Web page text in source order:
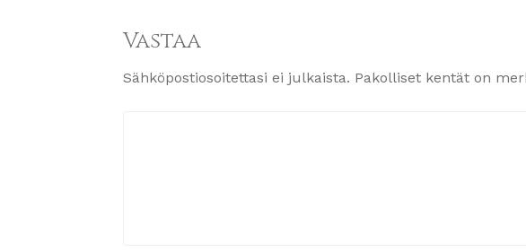
Vastaa
Sähköpostiosoitettasi ei julkaista. Pakolliset kentät on